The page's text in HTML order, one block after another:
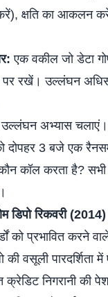
क्षति का आकलन
एक वकील जो डेटा
पर रखें। उल्लंघन
अभ्यास चलाएं।
दोपहर 3 बजे एक
कॉल करता है? सभी
डिपो रिकवरी (2014)
को प्रभावित करने
की वसूली पारदर्शिता
क्रेडिट निगरानी की